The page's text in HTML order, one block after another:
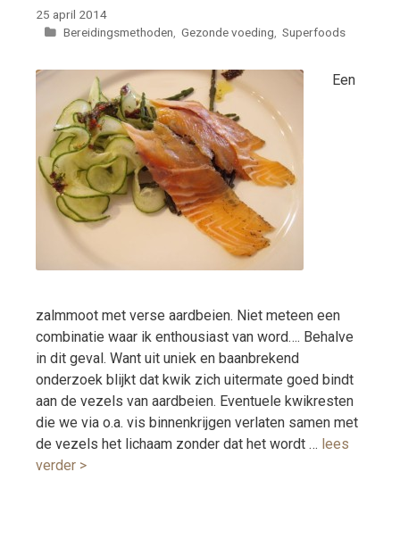
25 april 2014
Categorieën
Bereidingsmethoden, Gezonde voeding, Superfoods
Een
zalmmoot met verse aardbeien. Niet meteen een
combinatie waar ik enthousiast van word…. Behalve
in dit geval. Want uit uniek en baanbrekend
onderzoek blijkt dat kwik zich uitermate goed bindt
aan de vezels van aardbeien. Eventuele kwikresten
die we via o.a. vis binnenkrijgen verlaten samen met
de vezels het lichaam zonder dat het wordt … lees
verder >